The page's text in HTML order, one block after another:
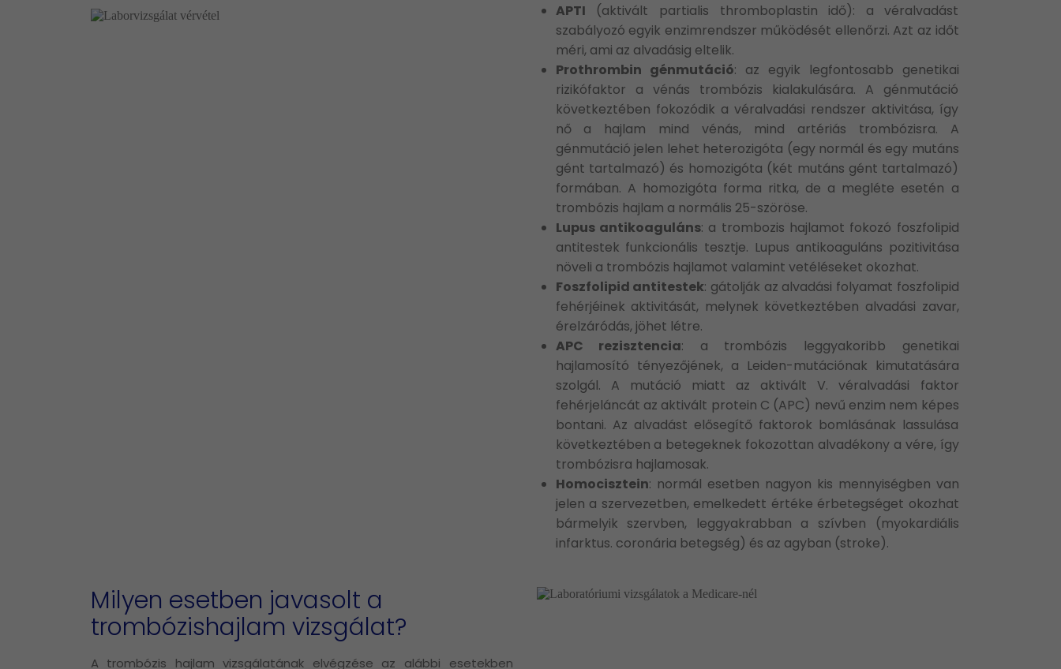
APTI (aktivált partialis thromboplastin idő): a véralvadást
szabályozó egyik enzimrendszer működését ellenőrzi. Azt az időt
méri, ami az alvadásig eltelik.
Prothrombin génmutáció: az egyik legfontosabb genetikai
rizikófaktor a vénás trombózis kialakulására. A génmutáció
következtében fokozódik a véralvadási rendszer aktivitása, így
nő a hajlam mind vénás, mind artériás trombózisra. A
génmutáció jelen lehet heterozigóta (egy normál és egy mutáns
gént tartalmazó) és homozigóta (két mutáns gént tartalmazó)
formában. A homozigóta forma ritka, de a megléte esetén a
trombózis hajlam a normális 25-szöröse.
Lupus antikoaguláns: a trombozis hajlamot fokozó foszfolipid
antitestek funkcionális tesztje. Lupus antikoaguláns pozitivitása
növeli a trombózis hajlamot valamint vetéléseket okozhat.
Foszfolipid antitestek: gátolják az alvadási folyamat foszfolipid
fehérjéinek aktivitását, melynek következtében alvadási zavar,
érelzáródás, jöhet létre.
APC rezisztencia: a trombózis leggyakoribb genetikai
hajlamosító tényezőjének, a Leiden-mutációnak kimutatására
szolgál. A mutáció miatt az aktivált V. véralvadási faktor
fehérjeláncát az aktivált protein C (APC) nevű enzim nem képes
bontani. Az alvadást elősegítő faktorok bomlásának lassulása
következtében a betegeknek fokozottan alvadékony a vére, így
trombózisra hajlamosak.
Homocisztein: normál esetben nagyon kis mennyiségben van
jelen a szervezetben, emelkedett értéke érbetegséget okozhat
bármelyik szervben, leggyakrabban a szívben (myokardiális
infarktus. coronária betegség) és az agyban (stroke).
Milyen esetben javasolt a
trombózishajlam vizsgálat?
A trombózis hajlam vizsgálatának elvégzése az alábbi esetekben